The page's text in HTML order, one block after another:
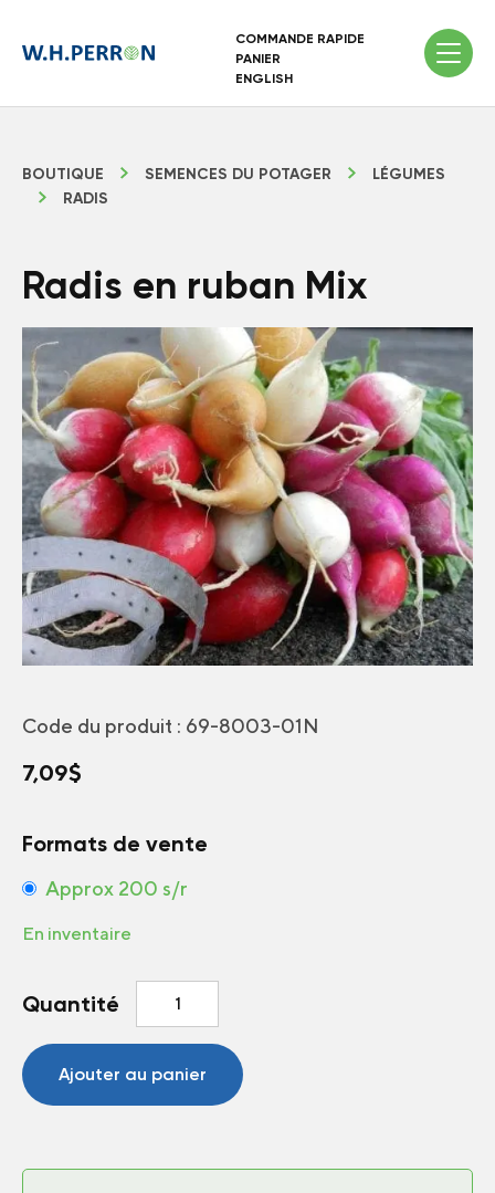
COMMANDE RAPIDE
PANIER
ENGLISH
BOUTIQUE SEMENCES DU POTAGER
LÉGUMES
RADIS
Radis en ruban Mix
Code du produit : 69-8003-01N
7,09$
Formats de vente
Approx 200 s/r
En inventaire
Quantité
quantité
Radis
en
Ajouter au panier